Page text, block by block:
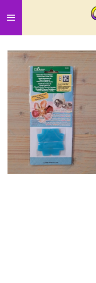
direct
naar
de
hoofdinhoud